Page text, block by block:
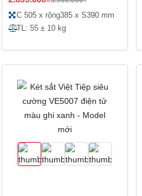
C 505 x rộng385 x S390 mm
TL: 55 ± 10 kg